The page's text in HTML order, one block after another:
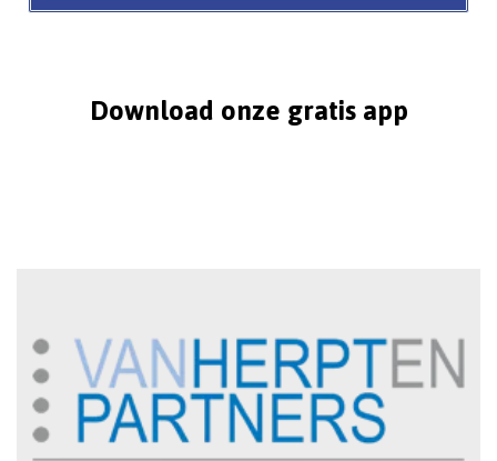
Download onze gratis app